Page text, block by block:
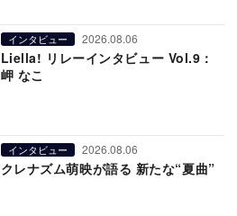
インタビュー 2026.08.06
Liella! リレーインタビュー Vol.9：
岬 なこ
インタビュー 2026.08.06
クレナズム萌映が語る 新たな“夏曲”